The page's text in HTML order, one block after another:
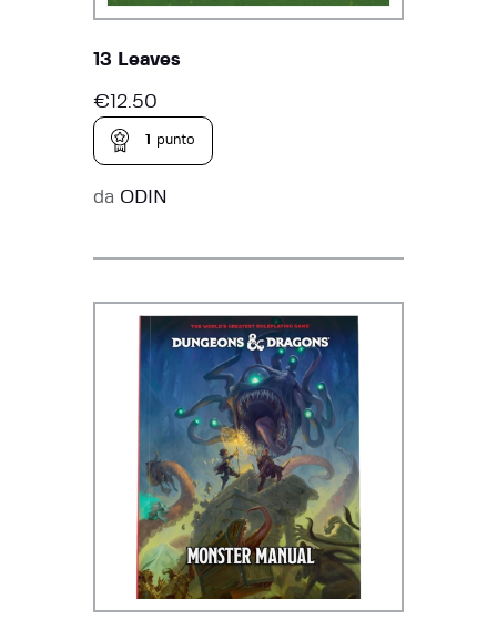
13 Leaves
€12.50
punto
da ODIN